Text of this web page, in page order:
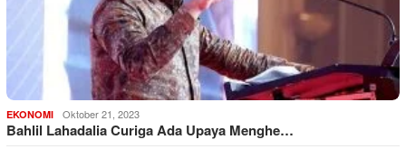
EKONOMI Oktober 21, 2023
Bahlil Lahadalia Curiga Ada Upaya Menghe…